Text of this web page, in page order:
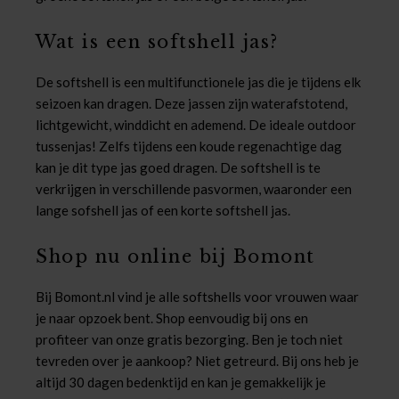
Wat is een softshell jas?
De softshell is een multifunctionele jas die je tijdens elk
seizoen kan dragen. Deze jassen zijn waterafstotend,
lichtgewicht, winddicht en ademend. De ideale outdoor
tussenjas! Zelfs tijdens een koude regenachtige dag
kan je dit type jas goed dragen. De softshell is te
verkrijgen in verschillende pasvormen, waaronder een
lange sofshell jas of een korte softshell jas.
Shop nu online bij Bomont
Bij Bomont.nl vind je alle softshells voor vrouwen waar
je naar opzoek bent. Shop eenvoudig bij ons en
profiteer van onze gratis bezorging. Ben je toch niet
tevreden over je aankoop? Niet getreurd. Bij ons heb je
altijd 30 dagen bedenktijd en kan je gemakkelijk je